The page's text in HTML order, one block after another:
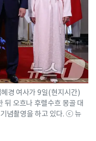
경 여사가 9일(현지시간)
뒤 오흐나 후렐수흐 몽골 대
념촬영을 하고 있다. ⓒ 뉴